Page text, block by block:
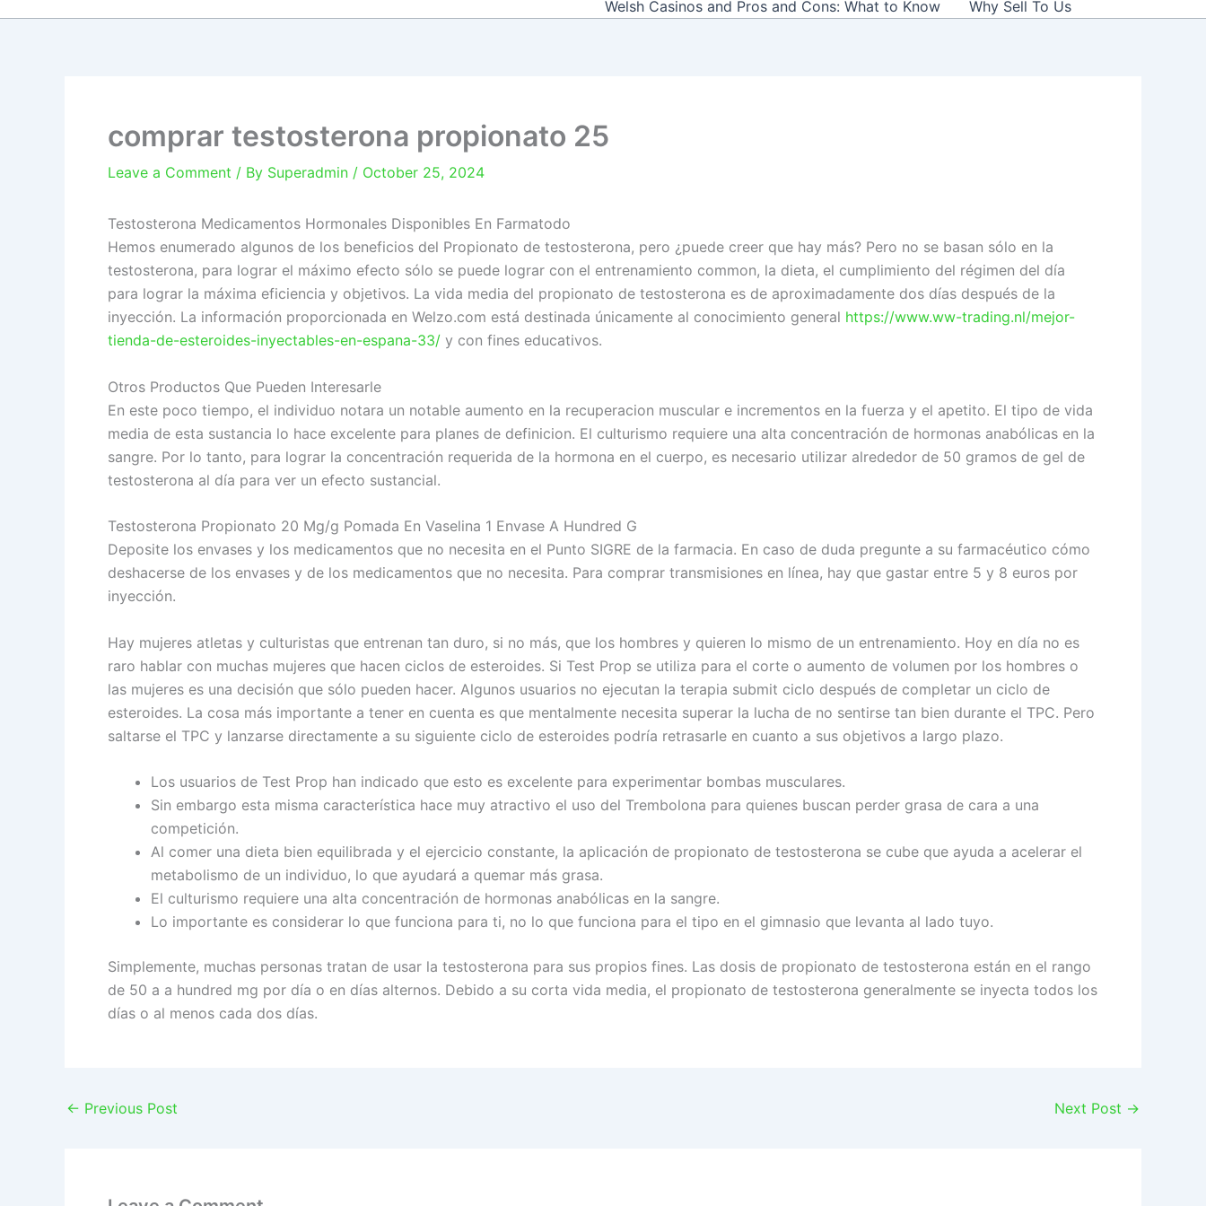
Welsh Casinos and Pros and Cons: What to Know
Why Sell To Us
comprar testosterona propionato 25
Leave a Comment / By Superadmin / October 25, 2024
Testosterona Medicamentos Hormonales Disponibles En Farmatodo
Hemos enumerado algunos de los beneficios del Propionato de testosterona, pero ¿puede creer que hay más? Pero no se basan sólo en la
testosterona, para lograr el máximo efecto sólo se puede lograr con el entrenamiento common, la dieta, el cumplimiento del régimen del día
para lograr la máxima eficiencia y objetivos. La vida media del propionato de testosterona es de aproximadamente dos días después de la
inyección. La información proporcionada en Welzo.com está destinada únicamente al conocimiento general https://www.ww-trading.nl/mejor-
tienda-de-esteroides-inyectables-en-espana-33/ y con fines educativos.
Otros Productos Que Pueden Interesarle
En este poco tiempo, el individuo notara un notable aumento en la recuperacion muscular e incrementos en la fuerza y el apetito. El tipo de vida
media de esta sustancia lo hace excelente para planes de definicion. El culturismo requiere una alta concentración de hormonas anabólicas en la
sangre. Por lo tanto, para lograr la concentración requerida de la hormona en el cuerpo, es necesario utilizar alrededor de 50 gramos de gel de
testosterona al día para ver un efecto sustancial.
Testosterona Propionato 20 Mg/g Pomada En Vaselina 1 Envase A Hundred G
Deposite los envases y los medicamentos que no necesita en el Punto SIGRE de la farmacia. En caso de duda pregunte a su farmacéutico cómo
deshacerse de los envases y de los medicamentos que no necesita. Para comprar transmisiones en línea, hay que gastar entre 5 y 8 euros por
inyección.
Hay mujeres atletas y culturistas que entrenan tan duro, si no más, que los hombres y quieren lo mismo de un entrenamiento. Hoy en día no es
raro hablar con muchas mujeres que hacen ciclos de esteroides. Si Test Prop se utiliza para el corte o aumento de volumen por los hombres o
las mujeres es una decisión que sólo pueden hacer. Algunos usuarios no ejecutan la terapia submit ciclo después de completar un ciclo de
esteroides. La cosa más importante a tener en cuenta es que mentalmente necesita superar la lucha de no sentirse tan bien durante el TPC. Pero
saltarse el TPC y lanzarse directamente a su siguiente ciclo de esteroides podría retrasarle en cuanto a sus objetivos a largo plazo.
Los usuarios de Test Prop han indicado que esto es excelente para experimentar bombas musculares.
Sin embargo esta misma característica hace muy atractivo el uso del Trembolona para quienes buscan perder grasa de cara a una
competición.
Al comer una dieta bien equilibrada y el ejercicio constante, la aplicación de propionato de testosterona se cube que ayuda a acelerar el
metabolismo de un individuo, lo que ayudará a quemar más grasa.
El culturismo requiere una alta concentración de hormonas anabólicas en la sangre.
Lo importante es considerar lo que funciona para ti, no lo que funciona para el tipo en el gimnasio que levanta al lado tuyo.
Simplemente, muchas personas tratan de usar la testosterona para sus propios fines. Las dosis de propionato de testosterona están en el rango
de 50 a a hundred mg por día o en días alternos. Debido a su corta vida media, el propionato de testosterona generalmente se inyecta todos los
días o al menos cada dos días.
← Previous Post Next Post →